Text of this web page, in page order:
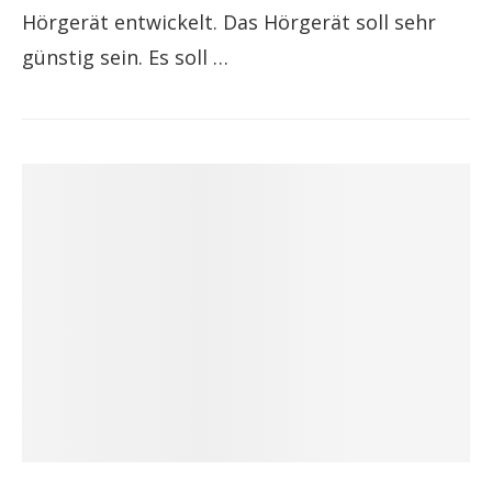
Hörgerät entwickelt. Das Hörgerät soll sehr
günstig sein. Es soll …